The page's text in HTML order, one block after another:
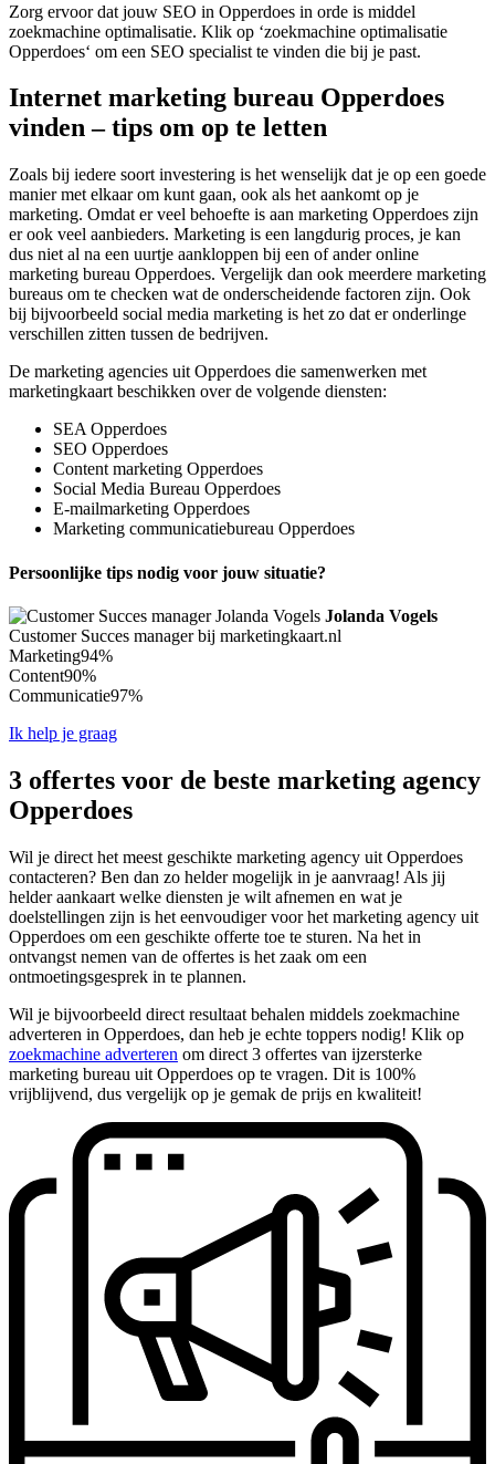
Zorg ervoor dat jouw SEO in Opperdoes in orde is middel
zoekmachine optimalisatie. Klik op ‘zoekmachine optimalisatie
Opperdoes‘ om een SEO specialist te vinden die bij je past.
Internet marketing bureau Opperdoes
vinden – tips om op te letten
Zoals bij iedere soort investering is het wenselijk dat je op een goede
manier met elkaar om kunt gaan, ook als het aankomt op je
marketing. Omdat er veel behoefte is aan marketing Opperdoes zijn
er ook veel aanbieders. Marketing is een langdurig proces, je kan
dus niet al na een uurtje aankloppen bij een of ander online
marketing bureau Opperdoes. Vergelijk dan ook meerdere marketing
bureaus om te checken wat de onderscheidende factoren zijn. Ook
bij bijvoorbeeld social media marketing is het zo dat er onderlinge
verschillen zitten tussen de bedrijven.
De marketing agencies uit Opperdoes die samenwerken met
marketingkaart beschikken over de volgende diensten:
SEA Opperdoes
SEO Opperdoes
Content marketing Opperdoes
Social Media Bureau Opperdoes
E-mailmarketing Opperdoes
Marketing communicatiebureau Opperdoes
Persoonlijke tips nodig voor jouw situatie?
Jolanda Vogels
Customer Succes manager bij marketingkaart.nl
Marketing94%
Content90%
Communicatie97%
Ik help je graag
3 offertes voor de beste marketing agency
Opperdoes
Wil je direct het meest geschikte marketing agency uit Opperdoes
contacteren? Ben dan zo helder mogelijk in je aanvraag! Als jij
helder aankaart welke diensten je wilt afnemen en wat je
doelstellingen zijn is het eenvoudiger voor het marketing agency uit
Opperdoes om een geschikte offerte toe te sturen. Na het in
ontvangst nemen van de offertes is het zaak om een
ontmoetingsgesprek in te plannen.
Wil je bijvoorbeeld direct resultaat behalen middels zoekmachine
adverteren in Opperdoes, dan heb je echte toppers nodig! Klik op
zoekmachine adverteren om direct 3 offertes van ijzersterke
marketing bureau uit Opperdoes op te vragen. Dit is 100%
vrijblijvend, dus vergelijk op je gemak de prijs en kwaliteit!